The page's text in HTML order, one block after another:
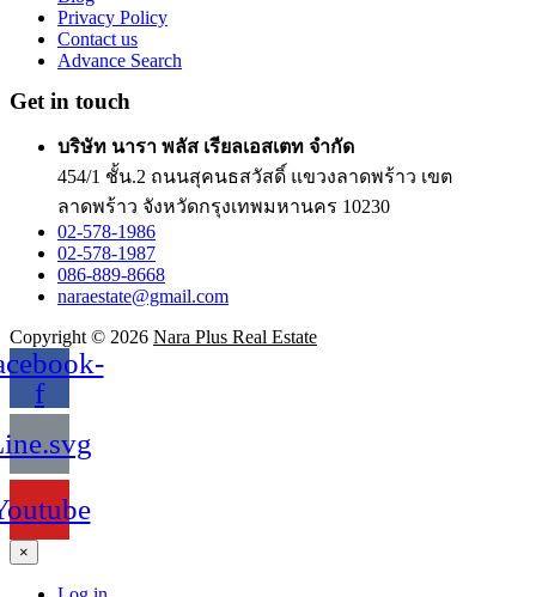
Privacy Policy
Contact us
Advance Search
Get in touch
บริษัท นารา พลัส เรียลเอสเตท จำกัด
454/1 ชั้น.2 ถนนสุคนธสวัสดิ์ แขวงลาดพร้าว เขต
ลาดพร้าว จังหวัดกรุงเทพมหานคร 10230
02-578-1986
02-578-1987
086-889-8668
naraestate@gmail.com
Copyright © 2026 Nara Plus Real Estate
f
×